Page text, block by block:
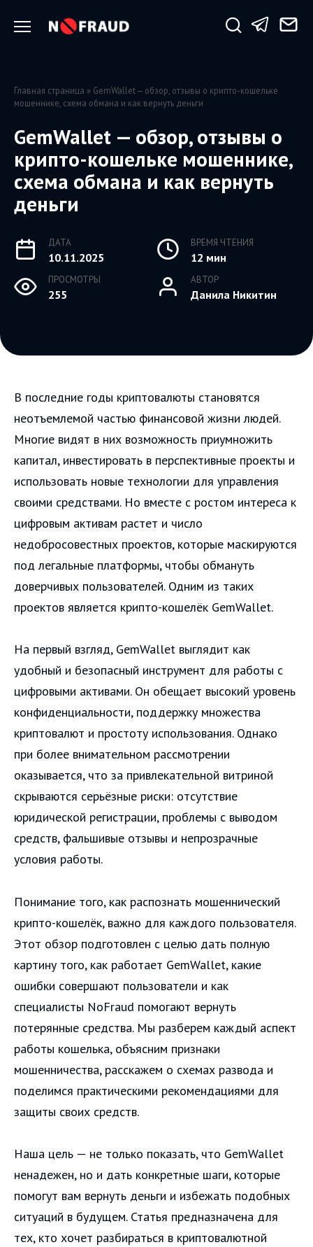
Главная страница » GemWallet — обзор, отзывы о крипто-кошельке
мошеннике, схема обмана и как вернуть деньги
GemWallet — обзор, отзывы о
крипто-кошельке мошеннике,
схема обмана и как вернуть
деньги
ДАТА
10.11.2025
ВРЕМЯ ЧТЕНИЯ
12 мин
ПРОСМОТРЫ
255
АВТОР
Данила Никитин
В последние годы криптовалюты становятся
неотъемлемой частью финансовой жизни людей.
Многие видят в них возможность приумножить
капитал, инвестировать в перспективные проекты и
использовать новые технологии для управления
своими средствами. Но вместе с ростом интереса к
цифровым активам растет и число
недобросовестных проектов, которые маскируются
под легальные платформы, чтобы обмануть
доверчивых пользователей. Одним из таких
проектов является крипто-кошелёк GemWallet.
На первый взгляд, GemWallet выглядит как
удобный и безопасный инструмент для работы с
цифровыми активами. Он обещает высокий уровень
конфиденциальности, поддержку множества
криптовалют и простоту использования. Однако
при более внимательном рассмотрении
оказывается, что за привлекательной витриной
скрываются серьёзные риски: отсутствие
юридической регистрации, проблемы с выводом
средств, фальшивые отзывы и непрозрачные
условия работы.
Понимание того, как распознать мошеннический
крипто-кошелёк, важно для каждого пользователя.
Этот обзор подготовлен с целью дать полную
картину того, как работает GemWallet, какие
ошибки совершают пользователи и как
специалисты NoFraud помогают вернуть
потерянные средства. Мы разберем каждый аспект
работы кошелька, объясним признаки
мошенничества, расскажем о схемах развода и
поделимся практическими рекомендациями для
защиты своих средств.
Наша цель — не только показать, что GemWallet
ненадежен, но и дать конкретные шаги, которые
помогут вам вернуть деньги и избежать подобных
ситуаций в будущем. Статья предназначена для
тех, кто хочет разбираться в криптовалютной